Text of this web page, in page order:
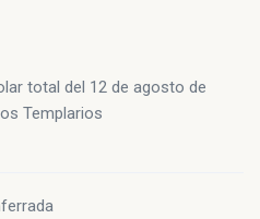
total del 12 de agosto de
Templarios